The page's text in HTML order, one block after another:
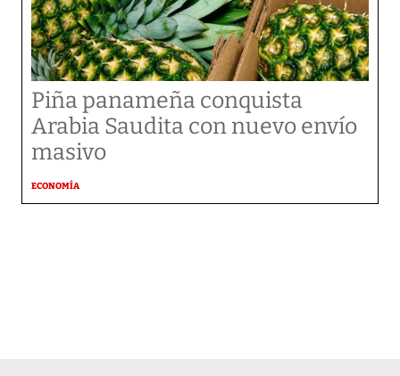
Piña panameña conquista
Arabia Saudita con nuevo envío
masivo
ECONOMÍA